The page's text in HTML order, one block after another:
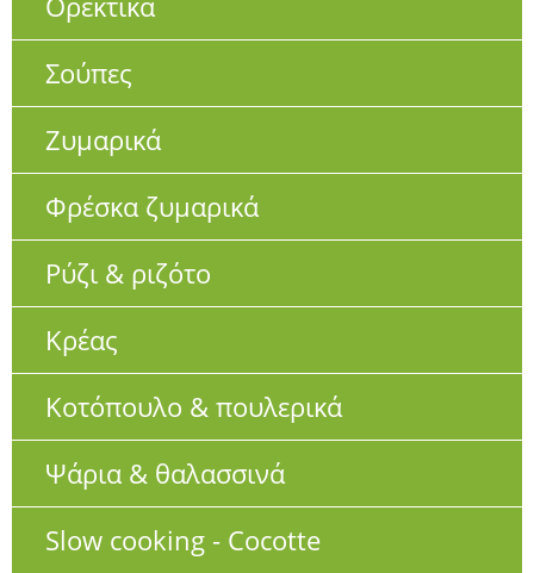
Σούπες
Ζυμαρικά
Φρέσκα ζυμαρικά
Ρύζι & ριζότο
Κρέας
Κοτόπουλο & πουλερικά
Ψάρια & θαλασσινά
Slow cooking - Cocotte